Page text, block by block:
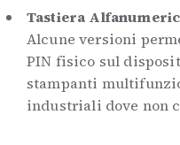
Tastiera
Alcune versioni
PIN fisico sul
stampanti
industriali dove non